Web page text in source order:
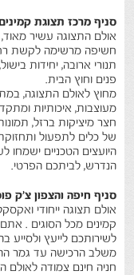
סניף מרכז תצוגת
אולם התצוגה עשיר
חשיפה מרשימה לקשת
תנורי ארובה, יחידות
פנים וחוץ הבית.
מחוץ לאולם התצוגה,
מעוצבות, איכותיות
חצר מיציקות ברזל,
של כלים לתפעול ותחזוקת
היועצים הטכניים ישמחו
הנדרש, לביתכם הפרטי.
סניף חיפה והצפון צ'ק
אולם תצוגה ייחודי
קמינים מכל הסוגים .
לשירותכם לייעץ ולסייע
משלב הרכישה עד גמר
חניה חינם צמודה לאולם